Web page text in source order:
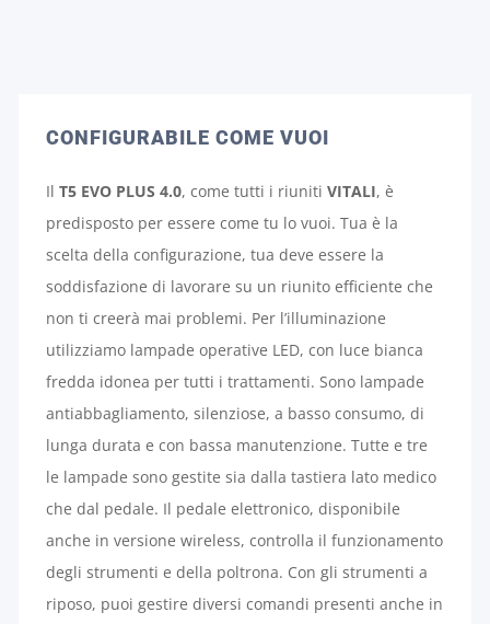
CONFIGURABILE COME VUOI
Il T5 EVO PLUS 4.0, come tutti i riuniti VITALI, è
predisposto per essere come tu lo vuoi. Tua è la
scelta della configurazione, tua deve essere la
soddisfazione di lavorare su un riunito efficiente che
non ti creerà mai problemi. Per l’illuminazione
utilizziamo lampade operative LED, con luce bianca
fredda idonea per tutti i trattamenti. Sono lampade
antiabbagliamento, silenziose, a basso consumo, di
lunga durata e con bassa manutenzione. Tutte e tre
le lampade sono gestite sia dalla tastiera lato medico
che dal pedale. Il pedale elettronico, disponibile
anche in versione wireless, controlla il funzionamento
degli strumenti e della poltrona. Con gli strumenti a
riposo, puoi gestire diversi comandi presenti anche in